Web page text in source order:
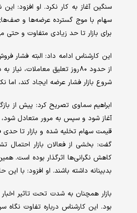
سهام با موج گسترده عرضه‌ها و
برای بازار تا حد زیادی متفاوت و حتی
این کارشناس ادامه داد: البته فشار
از حدود ۸۰روز تعلیق
شروع بازار فشار عرضه ایجاد کند،
آغاز شود و سپس به مرور متعادل
قیمت سهام تخلیه شده و بازار تا حدی
گفت: بخشی از فعالان بازار احتمال
کاهش نگرانی‌ها اثرگذار بوده است.
بدبینانه داشته باشند. او افزود: با
بازار همچنان به شدت تحت تاثیر اخبار
بود. این کارشناس درباره تفاوت